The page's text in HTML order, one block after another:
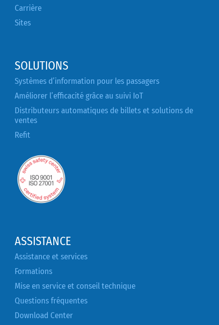
Carrière
Sites
SOLUTIONS
Systèmes d’information pour les passagers
Améliorer l’efficacité grâce au suivi IoT
Distributeurs automatiques de billets et solutions de
ventes
Refit
ASSISTANCE
Assistance et services
Formations
Mise en service et conseil technique
Questions fréquentes
Download Center